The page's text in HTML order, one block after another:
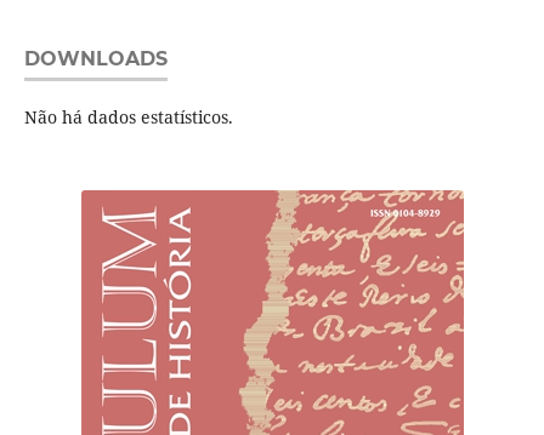
DOWNLOADS
Não há dados estatísticos.